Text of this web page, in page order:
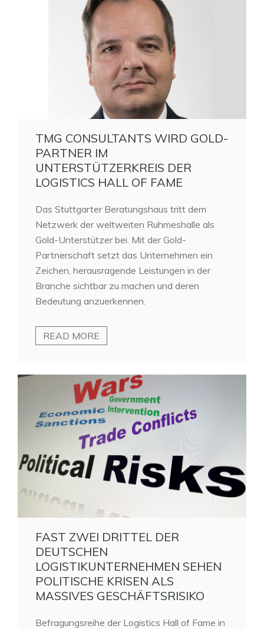
TMG CONSULTANTS WIRD GOLD-
PARTNER IM
UNTERSTÜTZERKREIS DER
LOGISTICS HALL OF FAME
Das Stuttgarter Beratungshaus tritt dem
Netzwerk der weltweiten Ruhmeshalle als
Gold-Unterstützer bei. Mit der Gold-
Partnerschaft setzt das Unternehmen ein
Zeichen, herausragende Leistungen in der
Branche sichtbar zu machen und deren
Bedeutung anzuerkennen.
READ MORE
FAST ZWEI DRITTEL DER
DEUTSCHEN
LOGISTIKUNTERNEHMEN SEHEN
POLITISCHE KRISEN ALS
MASSIVES GESCHÄFTSRISIKO
Befragungsreihe der Logistics Hall of Fame in